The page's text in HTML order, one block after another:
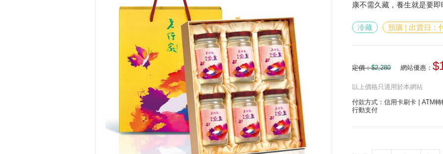
康不需久藏，養生就是要
冷藏 預購 | 出貨日：
定價：$2,280 網站優惠：
以上價格只適用於本網站
付款方式：信用卡刷卡 | ATM
行動支付